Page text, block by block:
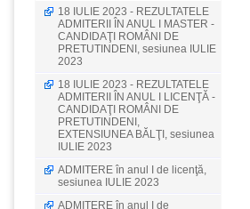
18 IULIE 2023 - REZULTATELE
ADMITERII ÎN ANUL I MASTER -
CANDIDAŢI ROMÂNI DE
PRETUTINDENI, sesiunea IULIE
2023
18 IULIE 2023 - REZULTATELE
ADMITERII ÎN ANUL I LICENŢĂ -
CANDIDAŢI ROMÂNI DE
PRETUTINDENI,
EXTENSIUNEA BĂLŢI, sesiunea
IULIE 2023
ADMITERE în anul I de licenţă,
sesiunea IULIE 2023
ADMITERE în anul I de